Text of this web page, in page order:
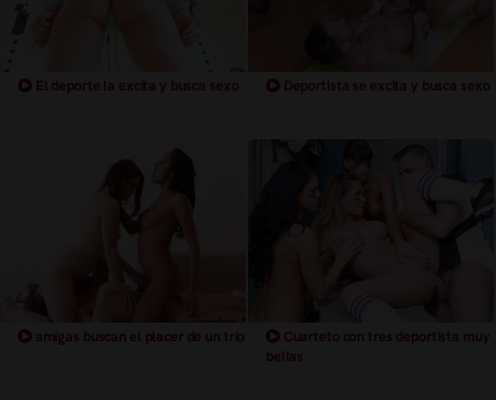
El deporte la excita y busca sexo Deportista se excita y busca sexo
amigas buscan el placer de un trío
Cuarteto con tres deportista muy
bellas